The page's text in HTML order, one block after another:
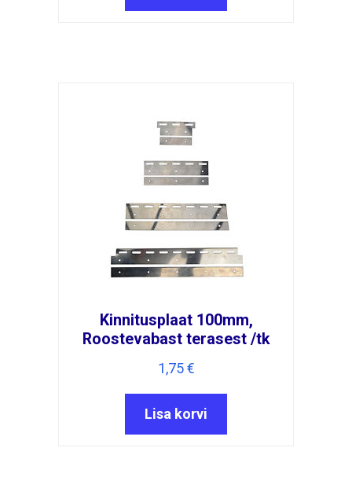
17,00 €. 13,20 €.
Kinnitusplaat 100mm,
Roostevabast terasest /tk
1,75€
Lisa korvi